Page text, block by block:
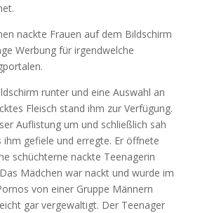
nackte Frauen auf dem Bildschirm
Werbung für irgendwelche
runter und eine Auswahl an
Fleisch stand ihm zur Verfügung.
Auflistung um und schließlich sah
ihm gefiele und erregte. Er öffnete
schüchterne nackte Teenagerin
Mädchen war nackt und wurde im
von einer Gruppe Männern
gar vergewaltigt. Der Teenager